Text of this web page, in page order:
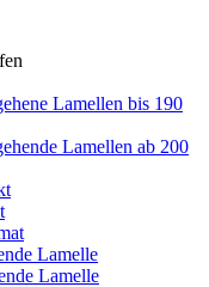
Lamellen bis 190
Lamellen ab 200
Lamelle
Lamelle